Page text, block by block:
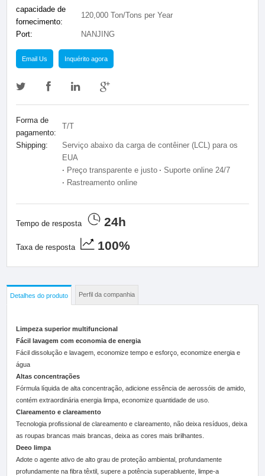
capacidade de
fornecimento:
120,000 Ton/Tons per Year
Port: NANJING
Email Us Inquérito agora
Forma de
pagamento:
T/T
Shipping:
Serviço abaixo da carga de contêiner (LCL) para os
EUA
· Preço transparente e justo · Suporte online 24/7
· Rastreamento online
Tempo de resposta 24h
Taxa de resposta 100%
Detalhes do produto
Limpeza superior multifuncional
Fácil lavagem com economia de energia
Fácil dissolução e lavagem, economize tempo e esforço, economize energia e
água
Altas concentrações
Fórmula líquida de alta concentração, adicione essência de aerossóis de amido,
contém extraordinária energia limpa, economize quantidade de uso.
Clareamento e clareamento
Tecnologia profissional de clareamento e clareamento, não deixa resíduos, deixa
as roupas brancas mais brancas, deixa as cores mais brilhantes.
Deeo limpa
Adote o agente ativo de alto grau de proteção ambiental, profundamente
profundamente na fibra têxtil, supere a potência superabluente, limpe-a
Perfil da companhia